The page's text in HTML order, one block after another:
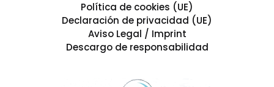
Política de cookies (UE)
Declaración de privacidad (UE)
Aviso Legal / Imprint
Descargo de responsabilidad